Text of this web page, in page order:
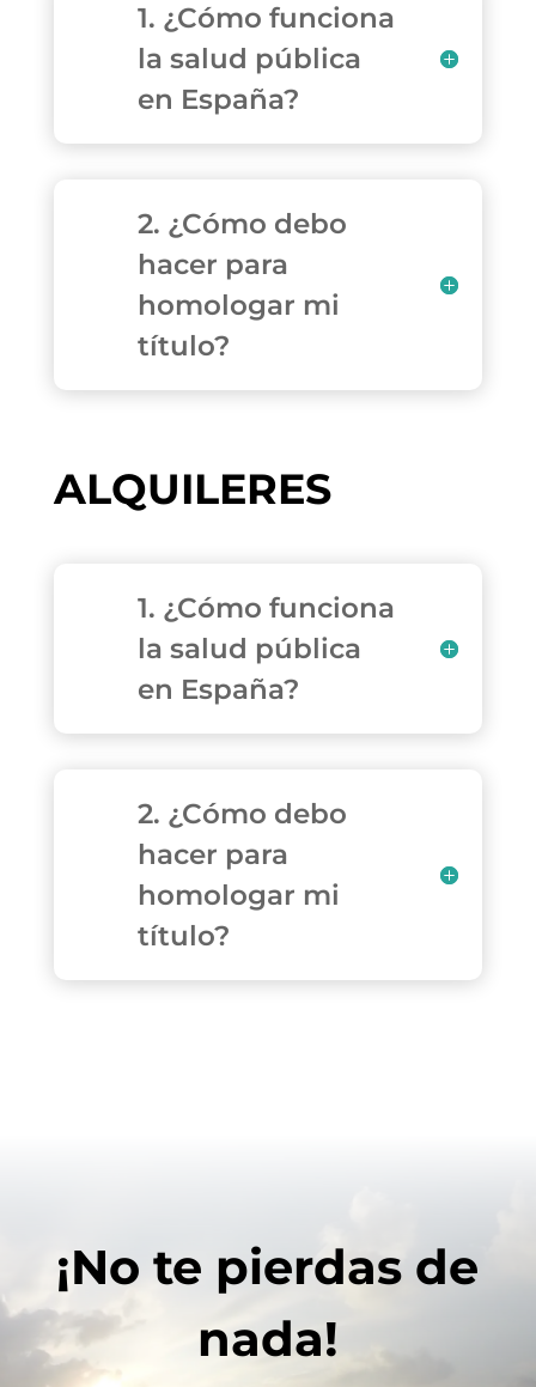
1. ¿Cómo funciona
la salud pública
en España?
2. ¿Cómo debo
hacer para
homologar mi
título?
ALQUILERES
1. ¿Cómo funciona
la salud pública
en España?
2. ¿Cómo debo
hacer para
homologar mi
título?
¡No te pierdas de
nada!